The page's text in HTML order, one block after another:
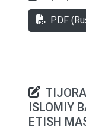
qiymatga
turadi.
rivojlangan
aniqlangan.
bank tizimini
PDF
ISLOMIY
ETISH